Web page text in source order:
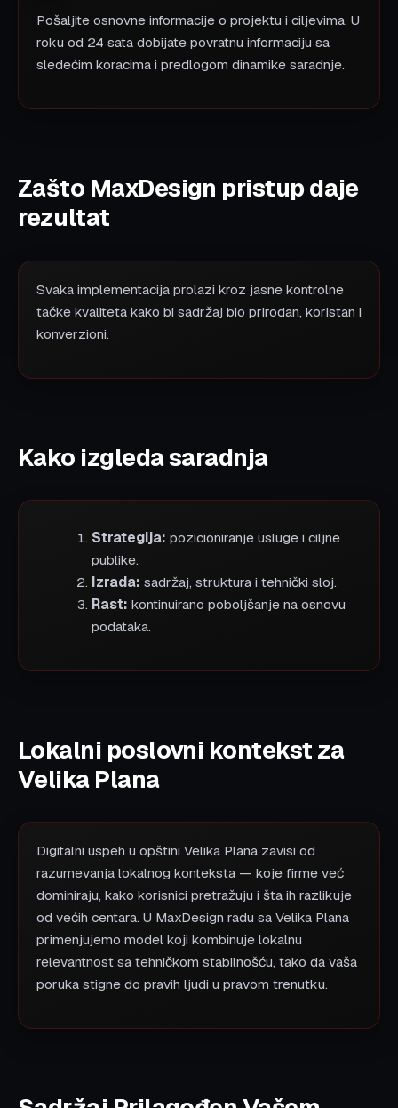
Pošaljite osnovne informacije o projektu i ciljevima. U
roku od 24 sata dobijate povratnu informaciju sa
sledećim koracima i predlogom dinamike saradnje.
Zašto MaxDesign pristup daje
rezultat
Svaka implementacija prolazi kroz jasne kontrolne
tačke kvaliteta kako bi sadržaj bio prirodan, koristan i
konverzioni.
Kako izgleda saradnja
Strategija: pozicioniranje usluge i ciljne
publike.
Izrada: sadržaj, struktura i tehnički sloj.
Rast: kontinuirano poboljšanje na osnovu
podataka.
Lokalni poslovni kontekst za
Velika Plana
Digitalni uspeh u opštini Velika Plana zavisi od
razumevanja lokalnog konteksta — koje firme već
dominiraju, kako korisnici pretražuju i šta ih razlikuje
od većih centara. U MaxDesign radu sa Velika Plana
primenjujemo model koji kombinuje lokalnu
relevantnost sa tehničkom stabilnošću, tako da vaša
poruka stigne do pravih ljudi u pravom trenutku.